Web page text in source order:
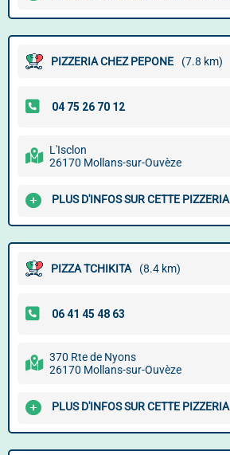
PIZZERIA CHEZ PEPONE (7.8 km)
L'Isclon
26170 Mollans-sur-Ouvèze
PLUS D'INFOS SUR CETTE PIZZERIA
PIZZA TCHIKITA (8.4 km)
370 Rte de Nyons
26170 Mollans-sur-Ouvèze
PLUS D'INFOS SUR CETTE PIZZERIA